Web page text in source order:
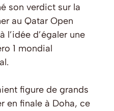
son verdict sur la
au Qatar Open
l’idée d’égaler une
1 mondial
figure de grands
en finale à Doha, ce